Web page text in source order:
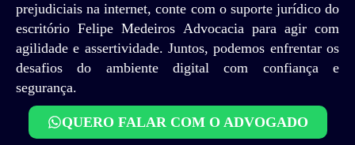
prejudiciais na internet, conte com o suporte jurídico do
escritório Felipe Medeiros Advocacia para agir com
agilidade e assertividade. Juntos, podemos enfrentar os
desafios do ambiente digital com confiança e
segurança.
QUERO FALAR COM O ADVOGADO